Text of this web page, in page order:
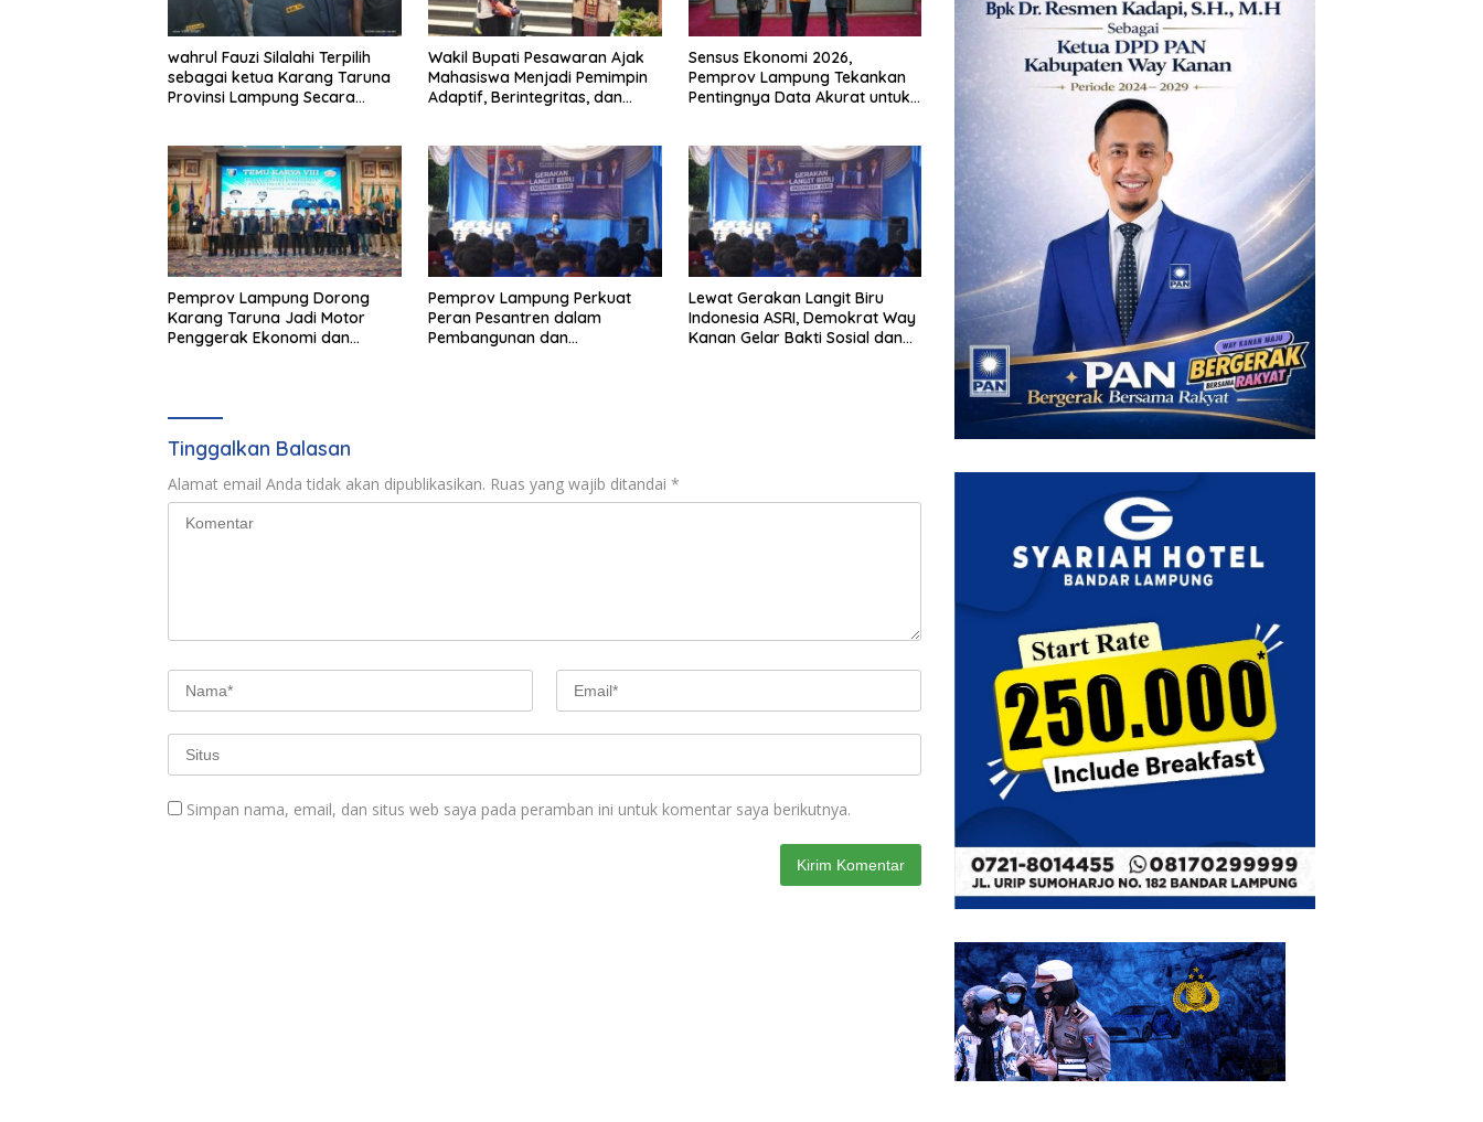
wahrul Fauzi Silalahi Terpilih
sebagai ketua Karang Taruna
Provinsi Lampung Secara
Wakil Bupati Pesawaran Ajak
Mahasiswa Menjadi Pemimpin
Adaptif, Berintegritas, dan
Sensus Ekonomi 2026,
Pemprov Lampung Tekankan
Pentingnya Data Akurat untuk
Pemprov Lampung Dorong
Karang Taruna Jadi Motor
Penggerak Ekonomi dan
Pemprov Lampung Perkuat
Peran Pesantren dalam
Pembangunan dan
Lewat Gerakan Langit Biru
Indonesia ASRI, Demokrat Way
Kanan Gelar Bakti Sosial dan
Tinggalkan Balasan
Alamat email Anda tidak akan dipublikasikan. Ruas yang wajib ditandai *
Simpan nama, email, dan situs web saya pada peramban ini untuk komentar saya berikutnya.